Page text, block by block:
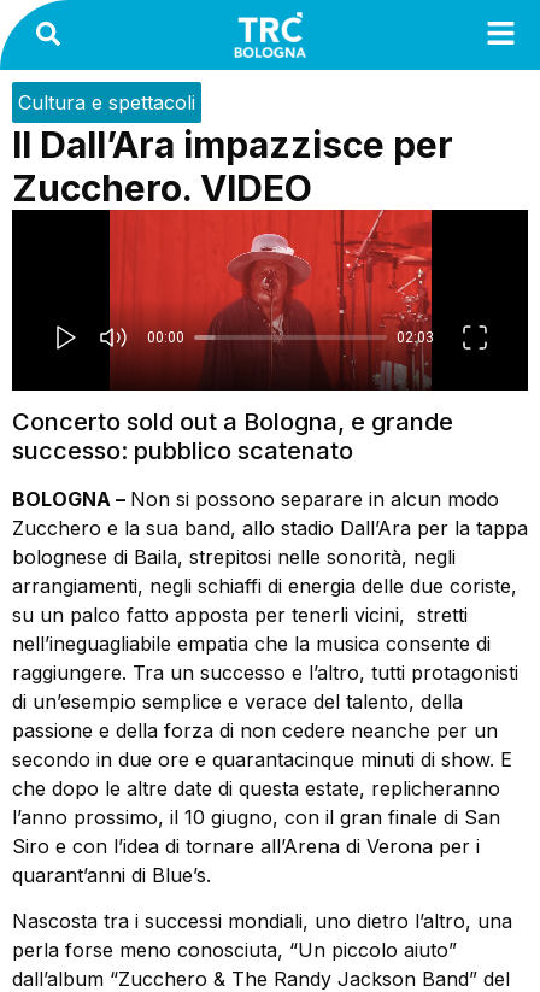
Cultura e spettacoli
Il Dall’Ara impazzisce per
Zucchero. VIDEO
Concerto sold out a Bologna, e grande
successo: pubblico scatenato
BOLOGNA – Non si possono separare in alcun modo
Zucchero e la sua band, allo stadio Dall’Ara per la tappa
bolognese di Baila, strepitosi nelle sonorità, negli
arrangiamenti, negli schiaffi di energia delle due coriste,
su un palco fatto apposta per tenerli vicini, stretti
nell’ineguagliabile empatia che la musica consente di
raggiungere. Tra un successo e l’altro, tutti protagonisti
di un’esempio semplice e verace del talento, della
passione e della forza di non cedere neanche per un
secondo in due ore e quarantacinque minuti di show. E
che dopo le altre date di questa estate, replicheranno
l’anno prossimo, il 10 giugno, con il gran finale di San
Siro e con l’idea di tornare all’Arena di Verona per i
quarant’anni di Blue’s.
Nascosta tra i successi mondiali, uno dietro l’altro, una
perla forse meno conosciuta, “Un piccolo aiuto”
dall’album “Zucchero & The Randy Jackson Band” del